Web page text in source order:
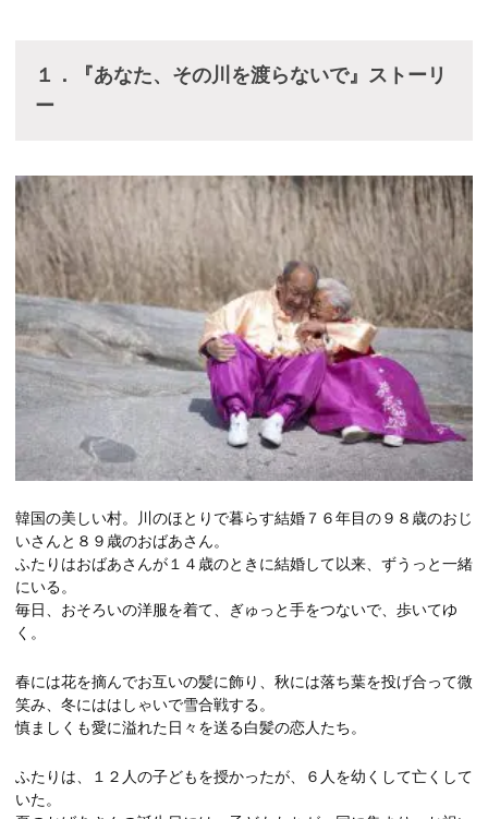
１．『あなた、その川を渡らないで』ストーリ
ー
韓国の美しい村。川のほとりで暮らす結婚７６年目の９８歳のおじ
いさんと８９歳のおばあさん。
ふたりはおばあさんが１４歳のときに結婚して以来、ずうっと一緒
にいる。
毎日、おそろいの洋服を着て、ぎゅっと手をつないで、歩いてゆ
く。
春には花を摘んでお互いの髪に飾り、秋には落ち葉を投げ合って微
笑み、冬にははしゃいで雪合戦する。
慎ましくも愛に溢れた日々を送る白髪の恋人たち。
ふたりは、１２人の子どもを授かったが、６人を幼くして亡くして
いた。